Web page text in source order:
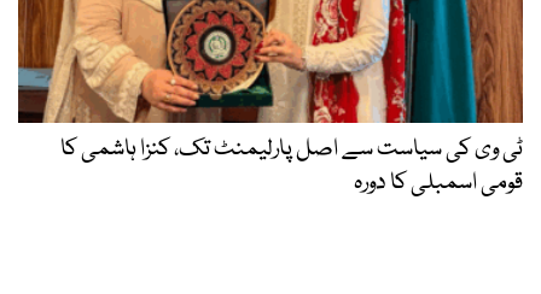
ٹی وی کی سیاست سے اصل پارلیمنٹ تک، کنزا ہاشمی کا
قومی اسمبلی کا دورہ